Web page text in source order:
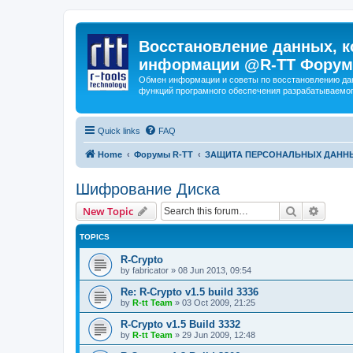
Восстановление данных,
информации @R-TT Форум
Обмен информации и советы по восстановлению
функций програмного обеспечения
Quick links FAQ
Home Форумы R-TT ЗАЩИТА ПЕРСОНАЛЬНЫХ
Шифрование Диска
New Topic Search
TOPICS
R-Crypto
by fabricator » 08 Jun 2013, 09:54
Re: R-Crypto v1.5 build 3336
by R-tt Team » 03 Oct 2009, 21:25
R-Crypto v1.5 Build 3332
by R-tt Team » 29 Jun 2009, 12:48